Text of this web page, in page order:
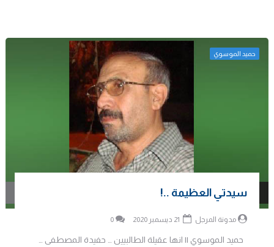
حميد الموسوي
سيدتي العظيمة ..!
مدونة المرجل 0
حميد الموسوي || انها عقيلة الطالبيين … حفيدة المصطفى …